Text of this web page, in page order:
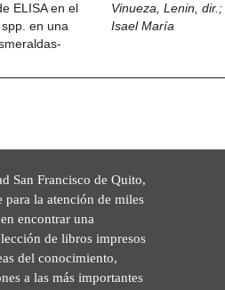
ELISA en el
en una
Vinueza, Lenin, dir.
Isael María
San Francisco de Quito,
para la atención de miles
encontrar una
de libros impresos
del conocimiento,
a las más importantes